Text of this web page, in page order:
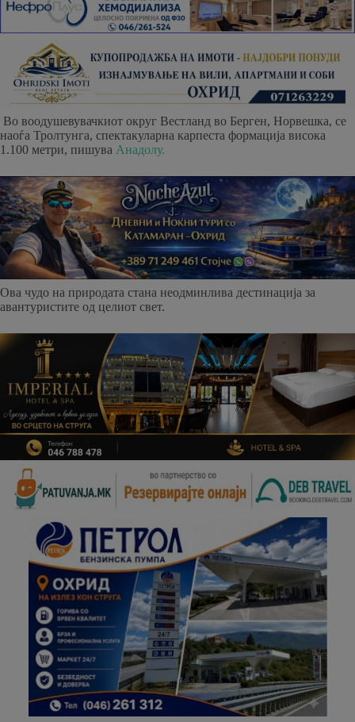
Во воодушевувачкиот округ Вестланд во Берген, Норвешка, се
наоѓа Тролтунга, спектакуларна карпеста формација висока
1.100 метри, пишува Анадолу.
Ова чудо на природата стана неодминлива дестинација за
авантуристите од целиот свет.